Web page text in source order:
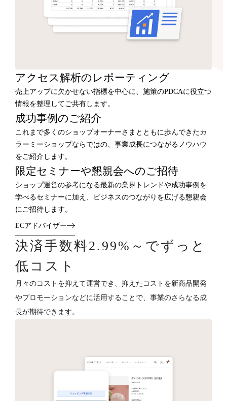
アクセス解析のレポーティング
売上アップに欠かせない指標を中心に、施策のPDCAに役立つ
情報を整理してご共有します。
成功事例のご紹介
これまで多くのショップオーナーさまとともに歩んできたカ
ラーミーショップならではの、事業成長につながるノウハウ
をご紹介します。
限定セミナーや懇親会へのご招待
ショップ運営の参考になる最新の業界トレンドや成功事例を
学べるセミナーに加え、ビジネスのつながりを広げる懇親会
にご招待します。
ECアドバイザー
決済手数料2.99%～でずっと
低コスト
月々のコストを抑えて運営でき、抑えたコストを新商品開発
やプロモーションなどに活用することで、事業のさらなる成
長が期待できます。